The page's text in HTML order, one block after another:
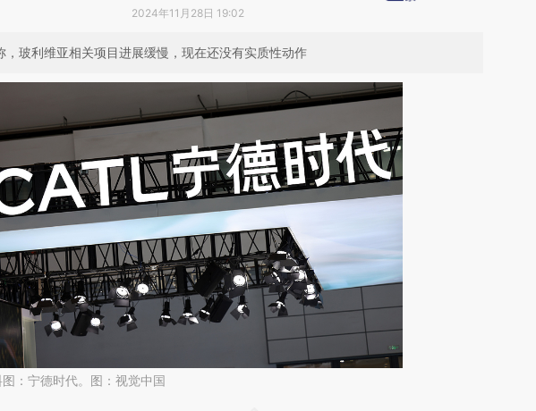
2024年11月28日 19:02
，玻利维亚相关项目进展缓慢，现在还没有实质性动作
图：宁德时代。图：视觉中国